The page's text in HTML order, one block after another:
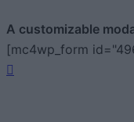
A customizable
[mc4wp_form